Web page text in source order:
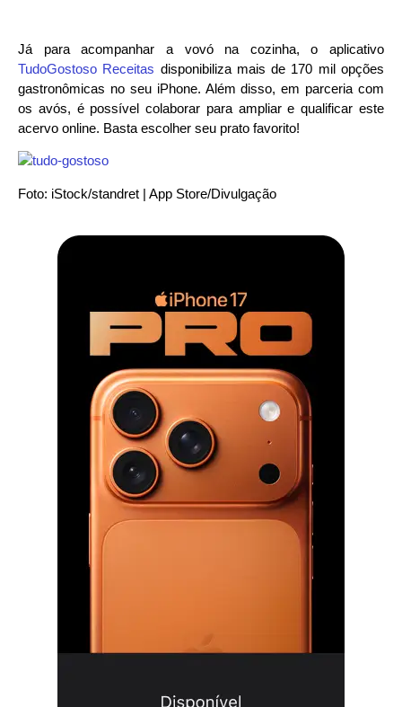
Já para acompanhar a vovó na cozinha, o aplicativo
TudoGostoso Receitas disponibiliza mais de 170 mil opções
gastronômicas no seu iPhone. Além disso, em parceria com
os avós, é possível colaborar para ampliar e qualificar este
acervo online. Basta escolher seu prato favorito!
Foto: iStock/standret | App Store/Divulgação